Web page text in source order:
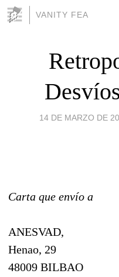
VANITY FEA
14 DE MARZO DE
Carta que envío a
ANESVAD,
Henao, 29
48009 BILBAO